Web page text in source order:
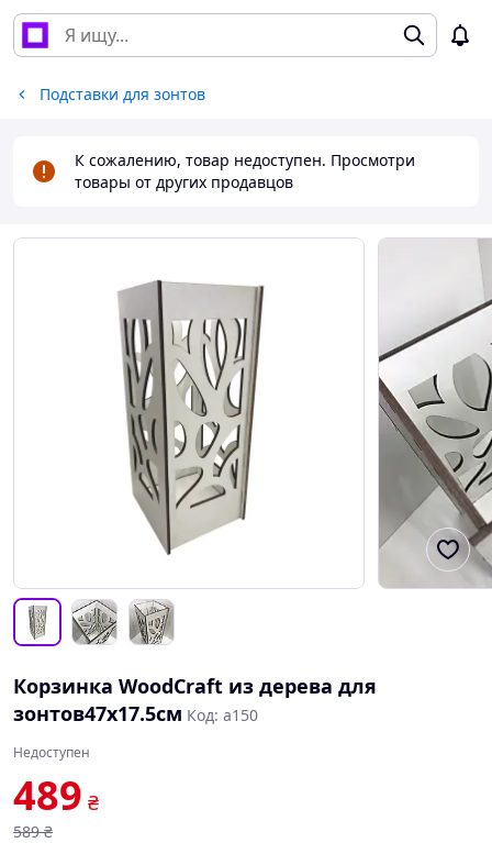
Подставки для зонтов
К сожалению, товар недоступен. Просмотри
товары от других продавцов
Корзинка WoodCraft из дерева для
зонтов47х17.5см Код: a150
Недоступен
489 ₴
589 ₴